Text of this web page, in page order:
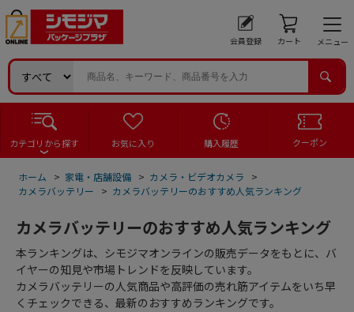
会員登録 カート メニュー
カテゴリから探す お気に入り 購入履歴 クーポン
ホーム > 家電・店舗設備 > カメラ・ビデオカメラ
>
カメラバッテリー
> カメラバッテリーのおすすめ人気ランキング
カメラバッテリーのおすすめ人気ランキング
本ランキングは、シモジマオンラインの販売データをもとに、バ
イヤーの知見や市場トレンドを反映しています。
カメラバッテリーの人気商品や高評価の売れ筋アイテムをいち早
くチェックできる、最新のおすすめランキングです。